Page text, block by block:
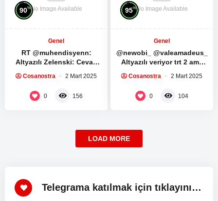
No Image Available
90%
Genel
RT @muhendisyenn:
Altyazılı Zelenski: Cevap
Hayır, yeterince konuştun.
ABD Başkanı Donald…
Cosanostra 2 Mart 2025
0 156
No Image Available
95%
Genel
@newobi_ @valeamadeus_
Altyazılı veriyor trt 2 ama
çoğu sahneyi…
Cosanostra 2 Mart 2025
0 104
LOAD MORE
Telegrama katılmak için tıklayınız!